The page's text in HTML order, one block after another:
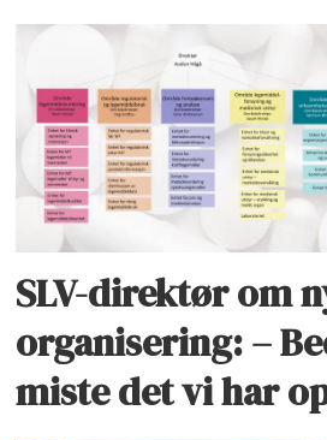
SLV-direktør om
organisering: –
miste det vi har